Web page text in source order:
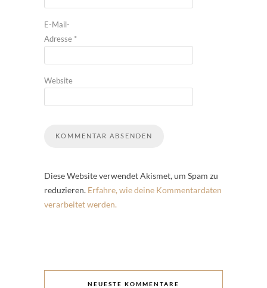
E-Mail-
Adresse *
Website
Diese Website verwendet Akismet, um Spam zu
reduzieren. Erfahre, wie deine Kommentardaten
verarbeitet werden.
NEUESTE KOMMENTARE